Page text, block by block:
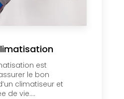
est
le bon
climatiseur et
de vie....